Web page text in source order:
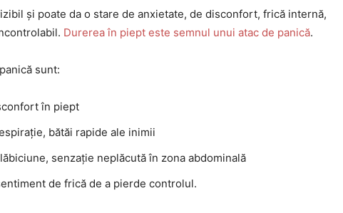
și poate da o stare de anxietate, de disconfort, frică internă,
Durerea în piept este semnul unui atac de panică.
sunt:
în piept
bătăi rapide ale inimii
senzație neplăcută în zona abdominală
de frică de a pierde controlul.